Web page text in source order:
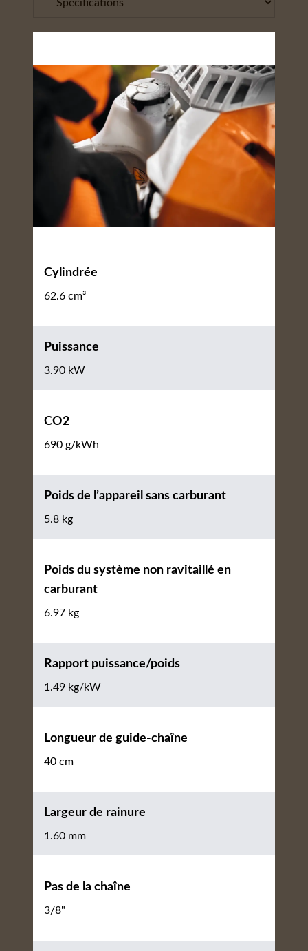
Cylindrée
62.6 cm³
Puissance
3.90 kW
CO2
690 g/kWh
Poids de l’appareil sans carburant
5.8 kg
Poids du système non ravitaillé en
carburant
6.97 kg
Rapport puissance/poids
1.49 kg/kW
Longueur de guide-chaîne
40 cm
Largeur de rainure
1.60 mm
Pas de la chaîne
3/8"